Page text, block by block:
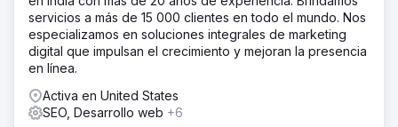
servicios a más de 15 000 clientes en todo el mundo. Nos
especializamos en soluciones integrales de marketing
digital que impulsan el crecimiento y mejoran la presencia
en línea.
Activa en United States
SEO, Desarrollo web +6